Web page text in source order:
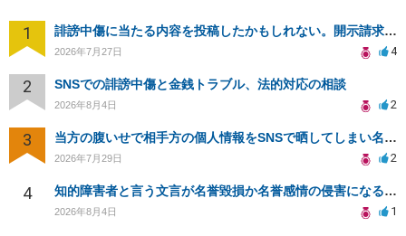
1 誹謗中傷に当たる内容を投稿したかもしれない。開示請求や民事刑事裁判に発展しうるのか教えて欲しい。
2026年7月27日 4
2 SNSでの誹謗中傷と金銭トラブル、法的対応の相談
2026年8月4日 2
3 当方の腹いせで相手方の個人情報をSNSで晒してしまい名誉毀損させてしまったかもしれない
2026年7月29日 2
4 知的障害者と言う文言が名誉毀損か名誉感情の侵害になるか教えてほしい。
2026年8月4日 1